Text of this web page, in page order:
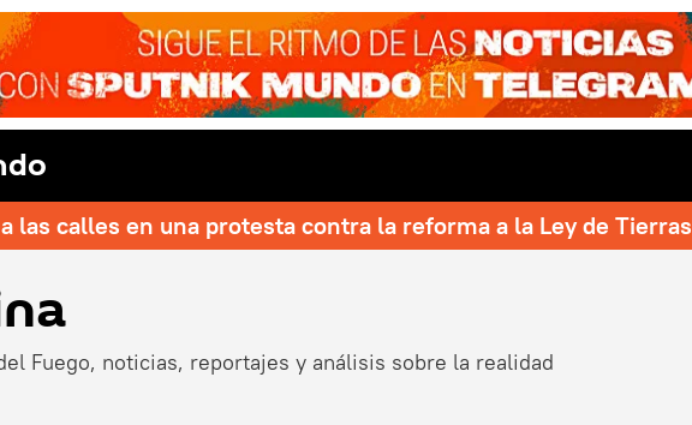
las calles en una protesta contra la reforma a la Ley de Tierras
Fuego, noticias, reportajes y análisis sobre la realidad